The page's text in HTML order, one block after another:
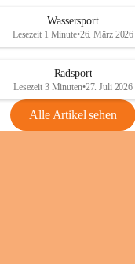
EU Nr. 18
18_2026
Wassersport
Lesezeit 1 Minute•26. März 2026
Radsport
Lesezeit 3 Minuten•27. Juli 2026
Alle Artikel sehen